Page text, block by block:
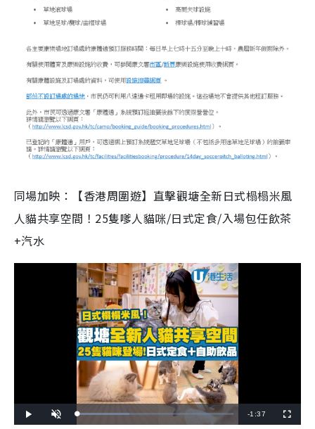
同場加映：【香港周圍遊】直擊觀塘全新日式榻榻米風
人貓共享空間！25隻嗲人貓咪/日式定食/入場包任飲茶
+汽水
l
n
L
R
-1:37
u